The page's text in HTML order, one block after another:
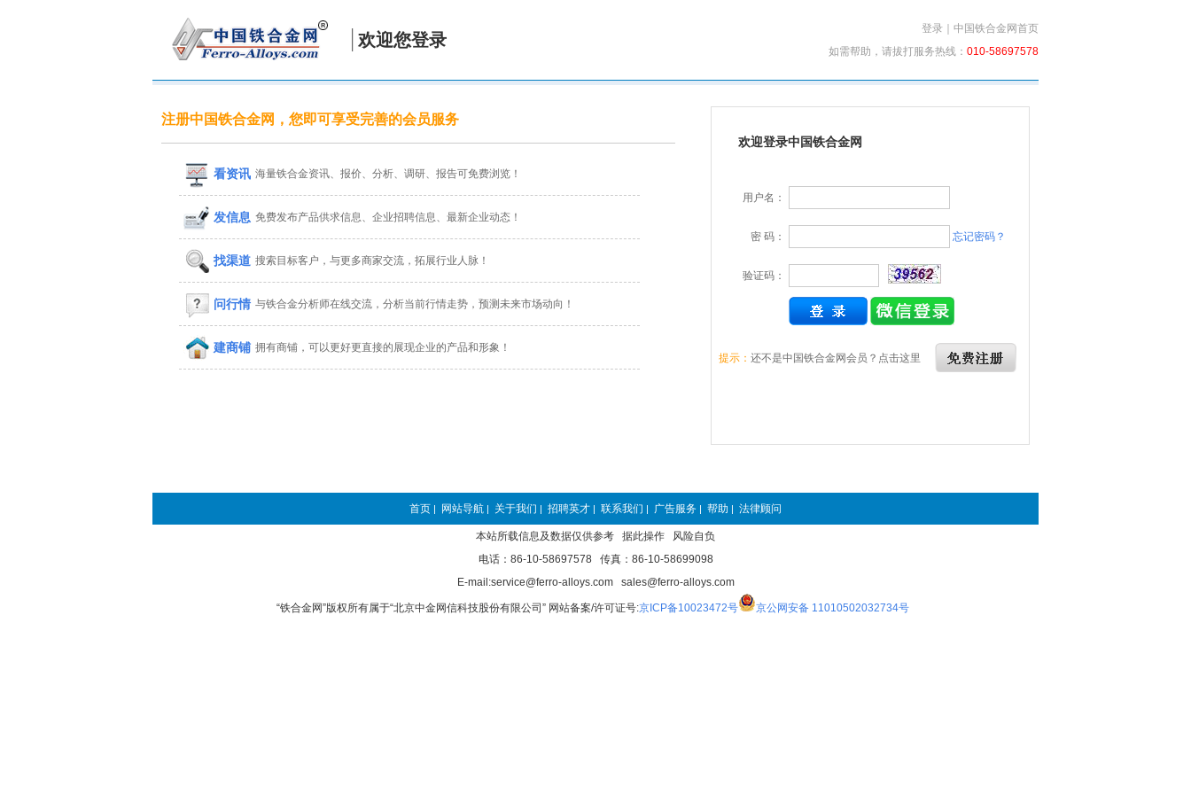
欢迎您登录
登录
中国铁合金网首页
如需帮助，请拔打服务热线： 010-58697578
注册中国铁合金网，您即可享受完善的会员服务
看资讯 海量铁合金资讯、报价、分析、调研、报告可免费浏览！
发信息 免费发布产品供求信息、企业招聘信息、最新企业动态！
找渠道 搜索目标客户，与更多商家交流，拓展行业人脉！
问行情 与铁合金分析师在线交流，分析当前行情走势，预测未来市场动向！
建商铺 拥有商铺，可以更好更直接的展现企业的产品和形象！
欢迎登录中国铁合金网
用户名：
密 码： 忘记密码？
验证码：
提示： 还不是中国铁合金网会员？点击这里
首页 | 网站导航 | 关于我们 | 招聘英才 | 联系我们 | 广告服务 | 帮助 | 法律顾问
本站所载信息及数据仅供参考 据此操作 风险自负
电话：86-10-58697578 传真：86-10-58699098
E-mail:service@ferro-alloys.com sales@ferro-alloys.com
“铁合金网”版权所有属于“北京中金网信科技股份有限公司” 网站备案/许可证号:京ICP备10023472号 京公网安备 11010502032734号